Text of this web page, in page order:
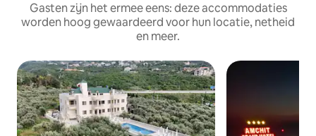
Gasten zijn het ermee eens: deze accommodaties
worden hoog gewaardeerd voor hun locatie, netheid
en meer.